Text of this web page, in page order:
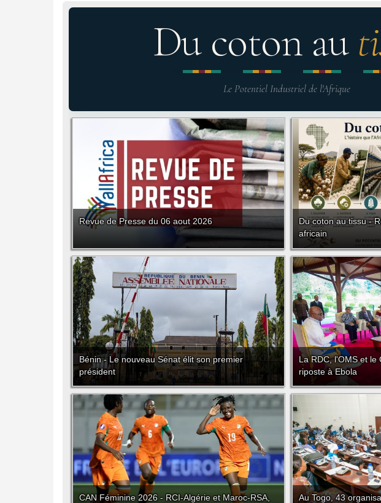
Du coton au
Le Potentiel Industriel de l'Afrique
Revue de Presse du 06 aout 2026
Du coton au tissu -
africain
Bénin - Le nouveau Sénat élit son premier
président
La RDC, l'OMS et le
riposte à Ebola
CAN Féminine 2026 - RCI-Algérie et Maroc-RSA,
Au Togo, 43